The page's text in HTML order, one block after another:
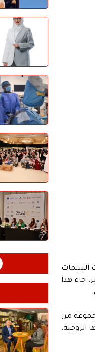
50 عروسة من الفتيات اليتيمات
جاء هذا
من
الزوجية.